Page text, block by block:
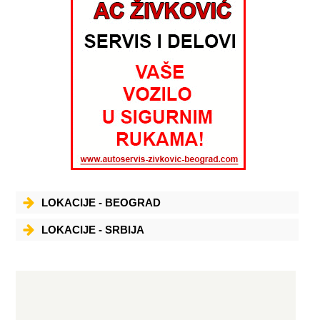
LOKACIJE - BEOGRAD
LOKACIJE - SRBIJA